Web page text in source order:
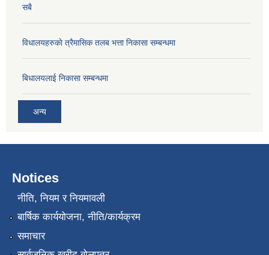
सबै
विधालयहरुकाे त्रैमासिक तलब भत्ता निकासा सम्बन्धमा
बिधालयलाई निकासा सम्बन्धमा
अन्य
Notices
नीति, नियम र नियमावली
बार्षिक कार्ययोजना, नीति/कार्यक्रम
समाचार